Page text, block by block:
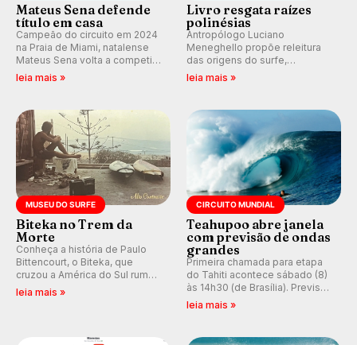
Mateus Sena defende
título em casa
Campeão do circuito em 2024
na Praia de Miami, natalense
Mateus Sena volta a competir
em casa em busca de manter a
hegemonia potiguar em etapa
leia mais »
Livro resgata raízes
polinésias
Antropólogo Luciano
Meneghello propõe releitura
das origens do surfe,
resgatando a cultura polinésia
e questionando a visão
prática em esporte e indústria.
leia mais »
MUSEU DO SURFE
Biteka no Trem da
Morte
Conheça a história de Paulo
Bittencourt, o Biteka, que
cruzou a América do Sul rumo
ao Pacífico em uma jornada
que se tornou um marco de
leia mais »
CIRCUITO MUNDIAL
Teahupoo abre janela
com previsão de ondas
grandes
Primeira chamada para etapa
do Tahiti acontece sábado (8)
às 14h30 (de Brasília). Previsão
indica swell consistente.
Medina embarca para evento e
Kelly Slater convidado.
leia mais »